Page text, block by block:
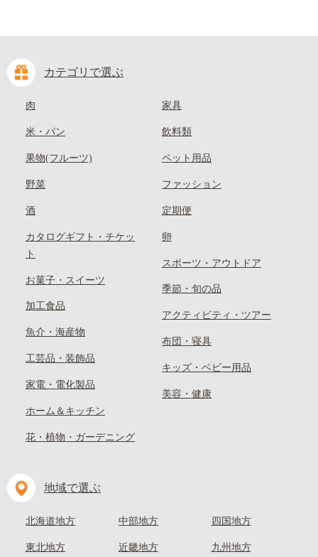
カテゴリで選ぶ
肉
米・パン
果物(フルーツ)
野菜
酒
カタログギフト・チケッ
ト
お菓子・スイーツ
加工食品
魚介・海産物
工芸品・装飾品
家電・電化製品
ホーム＆キッチン
花・植物・ガーデニング
家具
飲料類
ペット用品
ファッション
定期便
卵
スポーツ・アウトドア
季節・旬の品
アクティビティ・ツアー
布団・寝具
キッズ・ベビー用品
美容・健康
地域で選ぶ
北海道地方
東北地方
中部地方
近畿地方
四国地方
九州地方